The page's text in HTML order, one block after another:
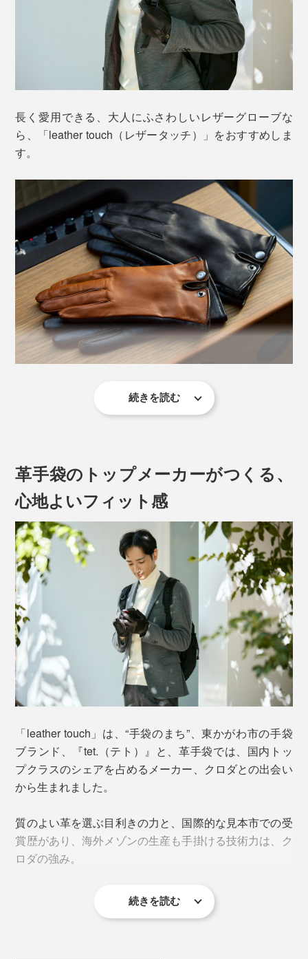
長く愛用できる、大人にふさわしいレザーグローブな
ら、「leather touch（レザータッチ）」をおすすめしま
す。
『tet.（テト）』の手袋のなかでも、2016年から販売が
味わいが増す革素材と、伝統的なデザインの組み合わせ
は、毎冬、愛用するのが楽しみになります。
手の甲側には、最高級の羊革を使っていて、手の動きに
寄り添ってくれるような柔らかさ。
用。
一見、ふつうのレザーに見えますが、スマホをスイスイ
続きを読む
革手袋のトップメーカーがつくる、
心地よいフィット感
「leather touch」は、“手袋のまち”、東かがわ市の手袋
ブランド、『tet.（テト）』と、革手袋では、国内トッ
プクラスのシェアを占めるメーカー、クロダとの出会い
から生まれました。
質のよい革を選ぶ目利きの力と、国際的な見本市での受
賞歴があり、海外メゾンの生産も手掛ける技術力は、ク
ロダの強み。
続きを読む